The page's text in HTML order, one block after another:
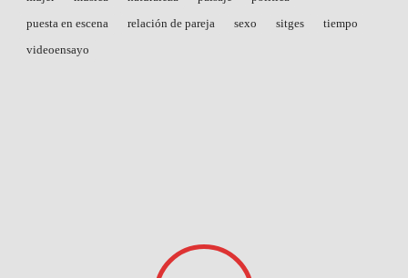
puesta en escena
relación de pareja sexo sitges
tiempo
videoensayo